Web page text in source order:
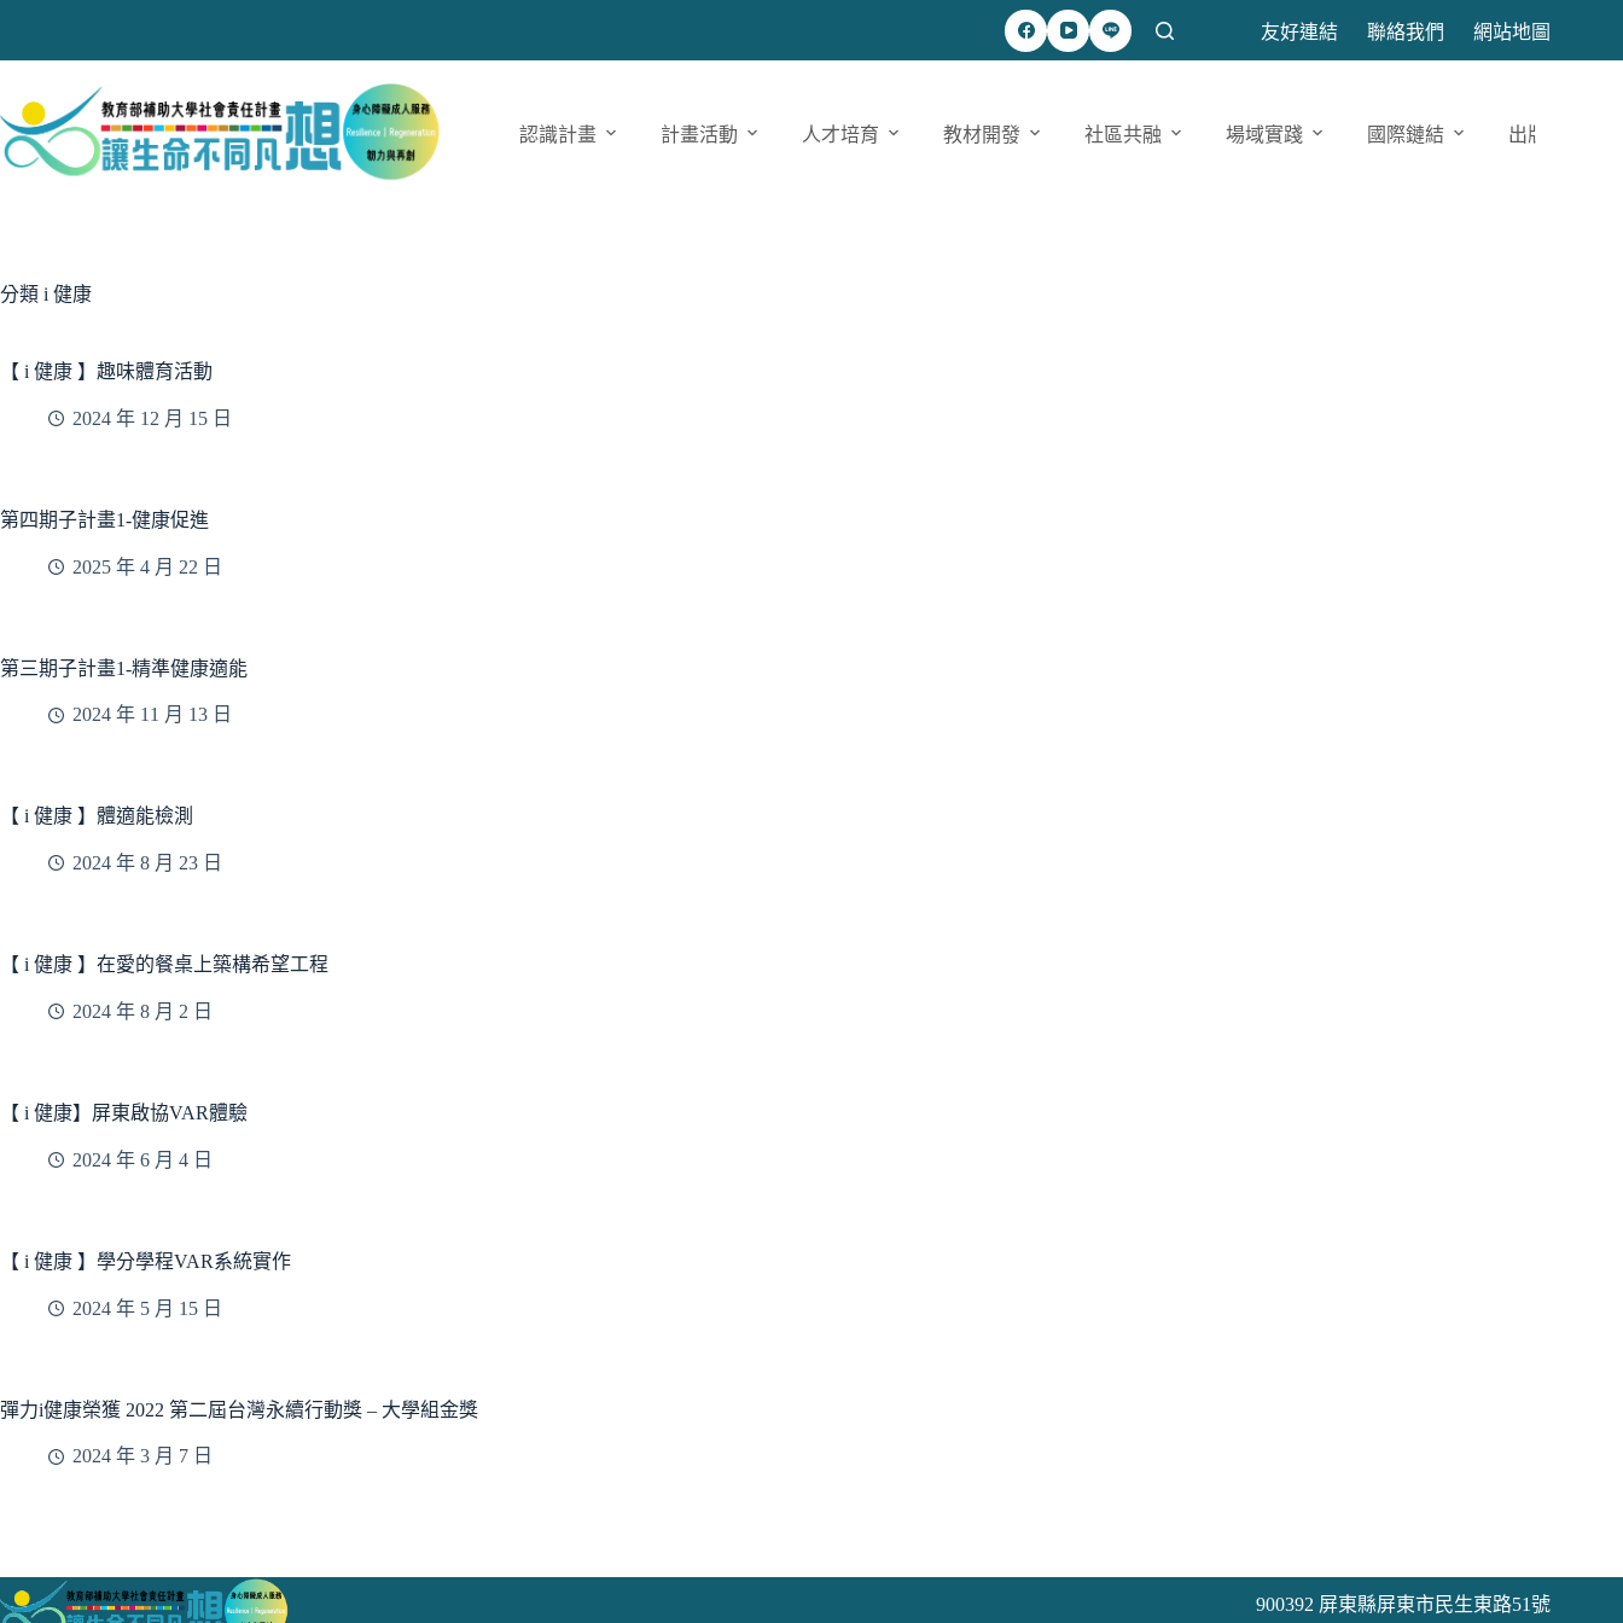
內
容
友好連結 聯絡我們 網站地圖
認識計畫 計畫活動 人才培育 教材開發 社區共融 場域實踐 國際鏈結 出版發表
分類 i 健康
【 i 健康 】趣味體育活動
2024 年 12 月 15 日
第四期子計畫1-健康促進
2025 年 4 月 22 日
第三期子計畫1-精準健康適能
2024 年 11 月 13 日
【 i 健康 】體適能檢測
2024 年 8 月 23 日
【 i 健康 】在愛的餐桌上築構希望工程
2024 年 8 月 2 日
【 i 健康】屏東啟協VAR體驗
2024 年 6 月 4 日
【 i 健康 】學分學程VAR系統實作
2024 年 5 月 15 日
彈力i健康榮獲 2022 第二屆台灣永續行動獎 – 大學組金獎
2024 年 3 月 7 日
900392 屏東縣屏東市民生東路51號